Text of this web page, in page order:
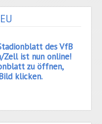
des VfB
Zell ist nun online!
zu öffnen,
klicken.